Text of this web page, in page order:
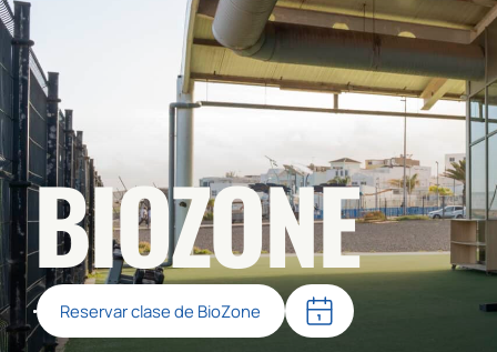
BIOZONE
Reservar clase de BioZone